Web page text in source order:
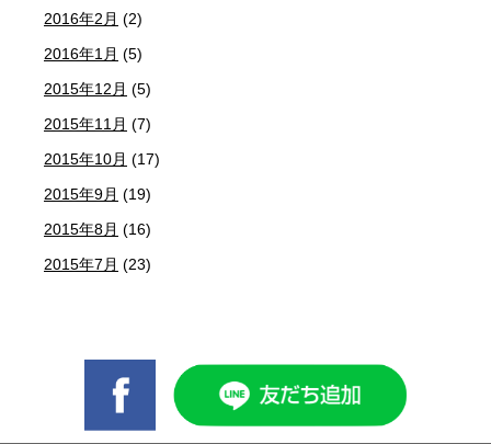
2016年2月 (2)
2016年1月 (5)
2015年12月 (5)
2015年11月 (7)
2015年10月 (17)
2015年9月 (19)
2015年8月 (16)
2015年7月 (23)